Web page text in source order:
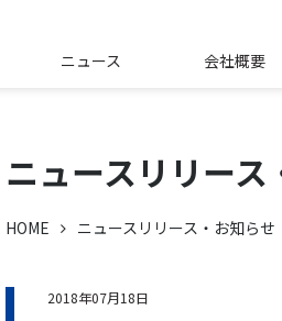
ニュース 会社概要
ニュースリリース
HOME ニュースリリース・お知らせ
2018年07月18日